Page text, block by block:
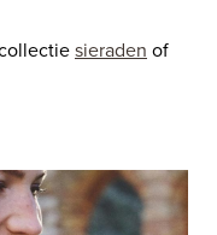
sieraden of